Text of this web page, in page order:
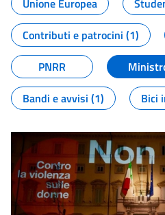
Unione Europea
Contributi e patrocini (1)
PNRR
Bandi e avvisi (1)
Bici